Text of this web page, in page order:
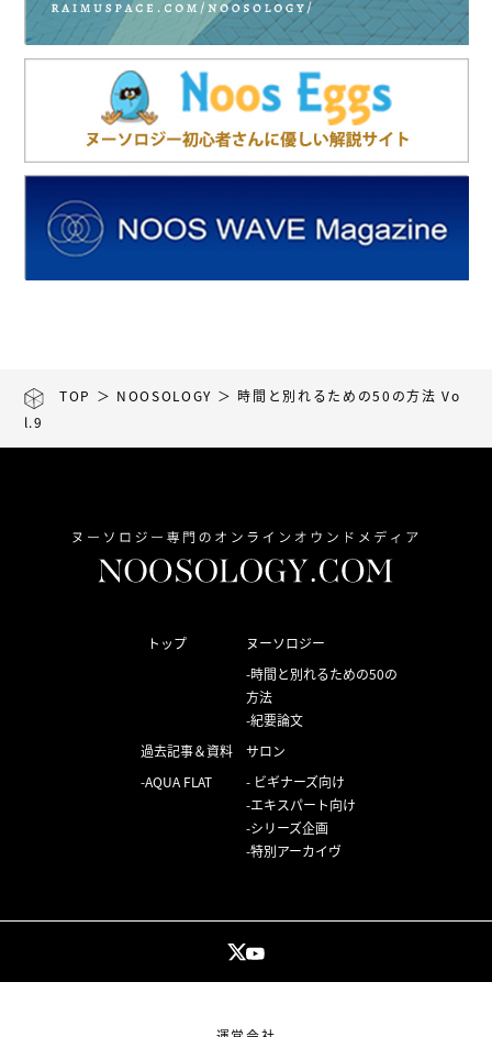
TOP ＞ NOOSOLOGY ＞ 時間と別れるための50の方法 Vo
L.9
トップ
ヌーソロジー
時間と別れるための50の
方法
紀要論文
過去記事＆資料
AQUA FLAT
サロン
ビギナーズ向け
エキスパート向け
シリーズ企画
特別アーカイヴ